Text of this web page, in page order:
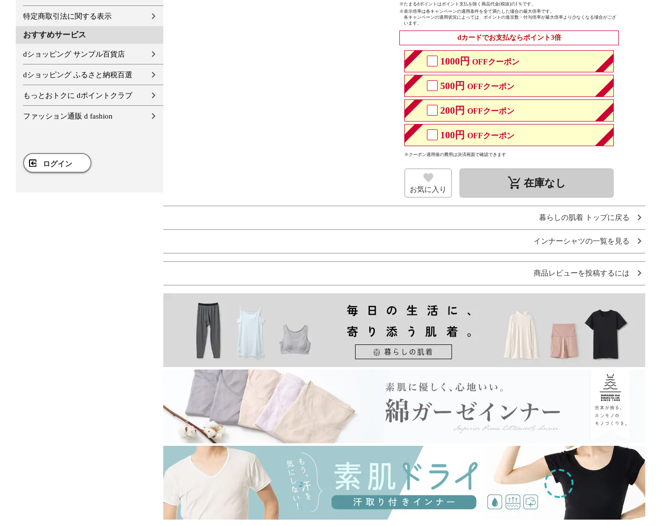
特定商取引法に関する表示
おすすめサービス
dショッピング サンプル百貨店
dショッピング ふるさと納税百選
もっとおトクに dポイントクラブ
ファッション通販 d fashion
ログイン
※たまるdポイントはポイント支払を除く商品代金(税抜)の1％です。
※表示倍率は各キャンペーンの適用条件を全て満たした場合の最大倍率です。
各キャンペーンの適用状況によっては、ポイントの進呈数・付与倍率が最大倍率より少なくなる場合がござ
います。
dカードでお支払ならポイント3倍
1000円 OFFクーポン
500円 OFFクーポン
200円 OFFクーポン
100円 OFFクーポン
※クーポン適用後の費用は決済画面で確認できます
お気に入り remove_shopping_cart 在庫なし
暮らしの肌着 トップに戻る
インナーシャツの一覧を見る
商品レビューを投稿するには